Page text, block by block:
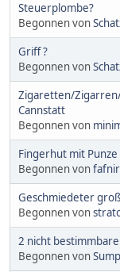
Steuerplombe?
Begonnen von
Griff ?
Begonnen von
Zigaretten/Zigarren/
Cannstatt
Begonnen von
Fingerhut mit
Begonnen vonfafnir
Geschmiedeter
Begonnen von
2 nicht
Begonnen von